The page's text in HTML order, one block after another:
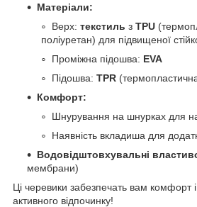
Матеріали:
Верх: текстиль з TPU
поліуретан) для підвищеної
Проміжна підошва: EVA
Підошва: TPR
Комфорт:
Шнурування на шнурках для
Наявність вкладиша для
Водовідштовхувальні
мембрани)
Ці черевики забезпечать вам комфорт і
активного відпочинку!